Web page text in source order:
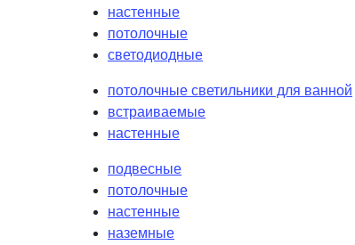
настенные
потолочные
светодиодные
потолочные светильники для ванной
встраиваемые
настенные
подвесные
потолочные
настенные
наземные